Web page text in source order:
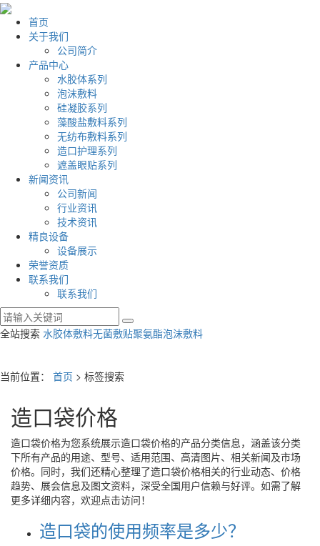
首页
关于我们
公司简介
产品中心
水胶体系列
泡沫敷料
硅凝胶系列
藻酸盐敷料系列
无纺布敷料系列
造口护理系列
遮盖眼贴系列
新闻资讯
公司新闻
行业资讯
技术资讯
精良设备
设备展示
荣誉资质
联系我们
联系我们
全站搜索 水胶体敷料无菌敷贴聚氨酯泡沫敷料
当前位置： 首页 > 标签搜索
造口袋价格
造口袋价格为您系统展示造口袋价格的产品分类信息，涵盖该分类
下所有产品的用途、型号、适用范围、高清图片、相关新闻及市场
价格。同时，我们还精心整理了造口袋价格相关的行业动态、价格
趋势、展会信息及图文资料，深受全国用户信赖与好评。如需了解
更多详细内容，欢迎点击访问！
造口袋的使用频率是多少？